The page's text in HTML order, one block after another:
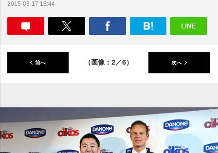
2015-03-17 15:44
前へ （画像：2／6） 次へ